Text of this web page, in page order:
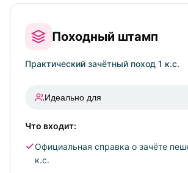
Походный штамп
Практический зачётный поход 1 к.с.
Идеально для
Выпускников курсов, которым не
Тех, кто хочет «прокачать» навыки
Что входит:
Официальная справка о зачёте
к.с.